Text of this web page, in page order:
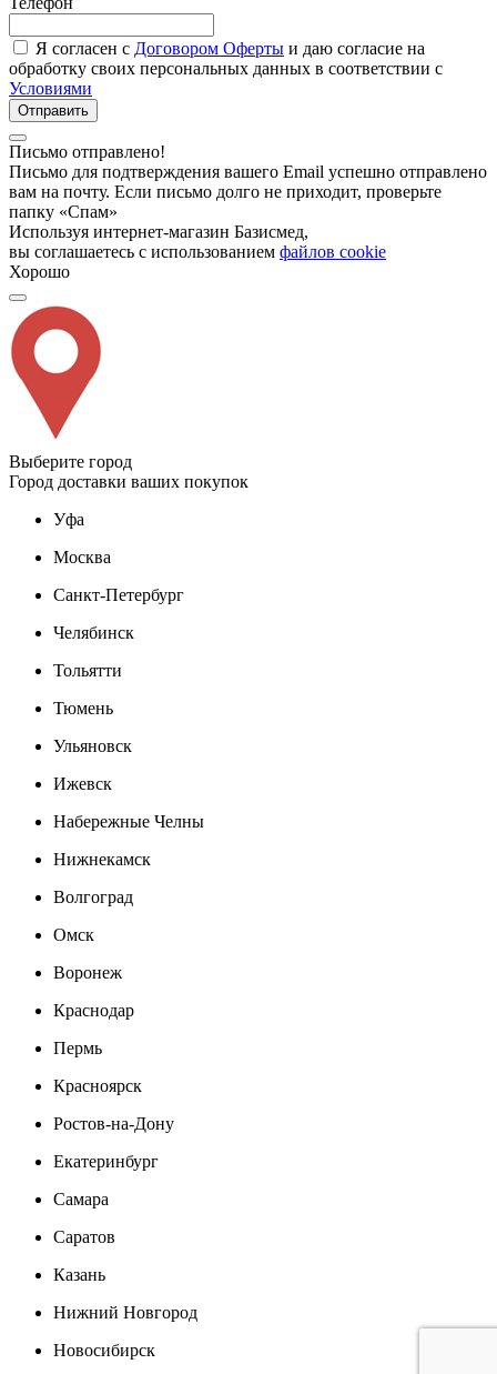
Я согласен с Договором Оферты и даю согласие на
обработку своих персональных данных в соответствии с
Условиями
Отправить
Письмо отправлено!
Письмо для подтверждения вашего Email успешно отправлено
вам на почту. Если письмо долго не приходит, проверьте
папку «Спам»
Используя интернет-магазин Базисмед,
вы соглашаетесь с использованием файлов cookie
Хорошо
Выберите город
Город доставки ваших покупок
Уфа
Москва
Санкт-Петербург
Челябинск
Тольятти
Тюмень
Ульяновск
Ижевск
Набережные Челны
Нижнекамск
Волгоград
Омск
Воронеж
Краснодар
Пермь
Красноярск
Ростов-на-Дону
Екатеринбург
Самара
Саратов
Казань
Нижний Новгород
Новосибирск